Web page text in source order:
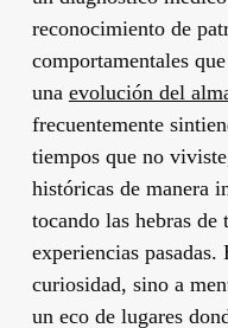
reconocimiento de
comportamentales
una evolución del
frecuentemente
tiempos que no
históricas de manera
tocando las hebras
experiencias
curiosidad, sino a
un eco de lugares